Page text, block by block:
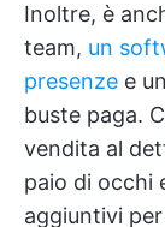
Inoltre, è
team, un
presenze e
buste paga.
vendita al
paio di occhi
aggiuntivi